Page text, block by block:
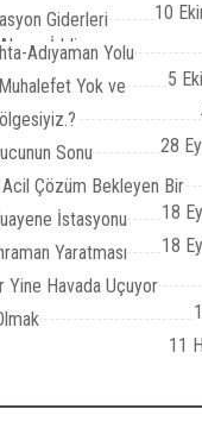
10
Giderleri
İddiası
Adıyaman Yolu
5
Yok ve
28
Sonu
Çözüm Bekleyen Bir
18
İstasyonu
18
Yaratması
Yine Havada Uçuyor
11